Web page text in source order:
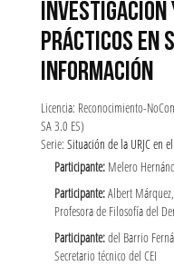
INVESTIGACIÓN
PRÁCTICOS EN
INFORMACIÓN
Licencia: Reconocimiento-
SA 3.0 ES)
Serie: Situación de la URJC en
Participante: Melero
Participante:Albert
Profesora de Filosofía del
Participante:del Barrio
Secretario técnico del CEI